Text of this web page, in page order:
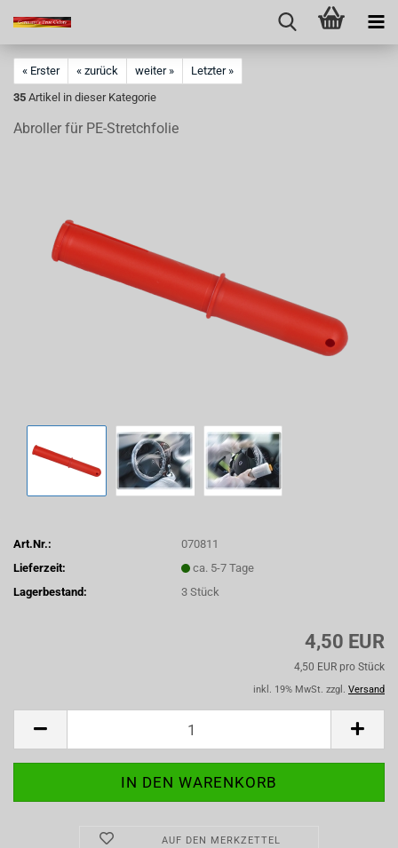
« Erster « zurück weiter »
Letzter »
35 Artikel in dieser Kategorie
Abroller für PE-Stretchfolie
Art.Nr.:
070811
Lieferzeit:
ca. 5-7 Tage
Lagerbestand:
3Stück
4,50 EUR
4,50 EUR pro Stück
inkl. 19% MwSt. zzgl. Versand
AUF DEN MERKZETTEL